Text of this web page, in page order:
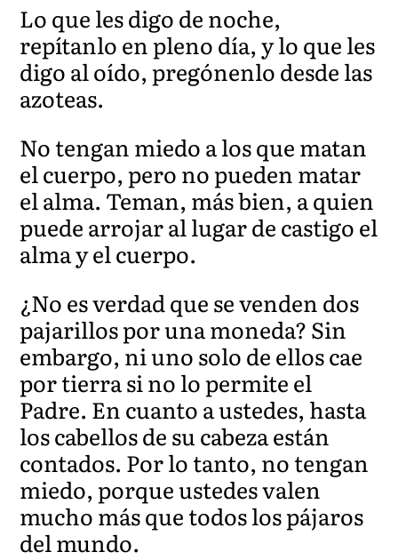
Lo que les digo de noche,
repítanlo en pleno día, y lo que les
digo al oído, pregónenlo desde las
azoteas.
No tengan miedo a los que matan
el cuerpo, pero no pueden matar
el alma. Teman, más bien, a quien
puede arrojar al lugar de castigo el
alma y el cuerpo.
¿No es verdad que se venden dos
pajarillos por una moneda? Sin
embargo, ni uno solo de ellos cae
por tierra si no lo permite el
Padre. En cuanto a ustedes, hasta
los cabellos de su cabeza están
contados. Por lo tanto, no tengan
miedo, porque ustedes valen
mucho más que todos los pájaros
del mundo.